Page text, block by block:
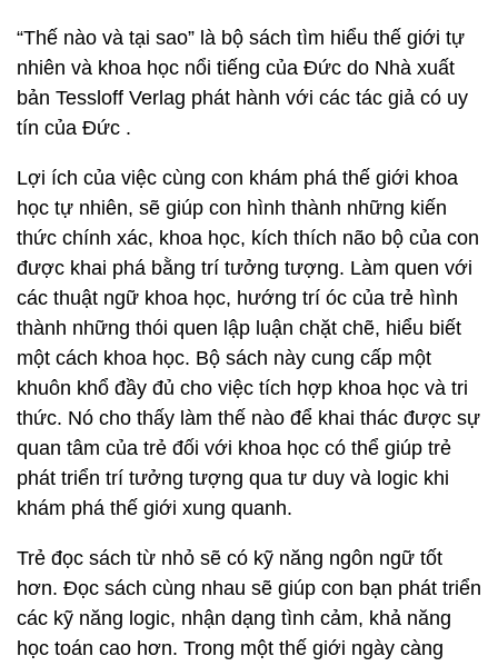
“Thế nào và tại sao” là bộ sách tìm hiểu thế giới tự
nhiên và khoa học nổi tiếng của Đức do Nhà xuất
bản Tessloff Verlag phát hành với các tác giả có uy
tín của Đức .
Lợi ích của việc cùng con khám phá thế giới khoa
học tự nhiên, sẽ giúp con hình thành những kiến
thức chính xác, khoa học, kích thích não bộ của con
được khai phá bằng trí tưởng tượng. Làm quen với
các thuật ngữ khoa học, hướng trí óc của trẻ hình
thành những thói quen lập luận chặt chẽ, hiểu biết
một cách khoa học. Bộ sách này cung cấp một
khuôn khổ đầy đủ cho việc tích hợp khoa học và tri
thức. Nó cho thấy làm thế nào để khai thác được sự
quan tâm của trẻ đối với khoa học có thể giúp trẻ
phát triển trí tưởng tượng qua tư duy và logic khi
khám phá thế giới xung quanh.
Trẻ đọc sách từ nhỏ sẽ có kỹ năng ngôn ngữ tốt
hơn. Đọc sách cùng nhau sẽ giúp con bạn phát triển
các kỹ năng logic, nhận dạng tình cảm, khả năng
học toán cao hơn. Trong một thế giới ngày càng